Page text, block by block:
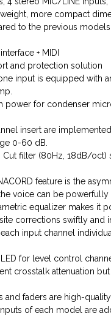
more compact
to the previous models
+ MIDI
and protection solution
input is equipped with
power for condenser
insert are
0-60 dB.
Cut filter (80Hz, 18dB/
feature is the
voice can be powerfully
equalizer makes it
corrections swiftly and
input channel
LED for level control
crosstalk attenuation
and faders are high-
of each model are